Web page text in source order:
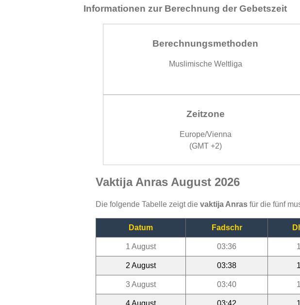
Informationen zur Berechnung der Gebetszeit
Berechnungsmethoden
Muslimische Weltliga
Zeitzone
Europe/Vienna
(GMT +2)
Vaktija Anras August 2026
Die folgende Tabelle zeigt die vaktija Anras für die fünf
Datum Fadschr
1 August 03:36
2 August 03:38
3 August 03:40
4 August 03:42